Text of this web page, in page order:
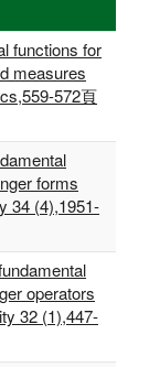
functions for
measures
572頁
forms
34 (4),1951-
operators
32 (1),447-